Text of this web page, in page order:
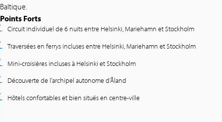
Baltique.
Points Forts
Circuit individuel de 6 nuits entre Helsinki, Mariehamn et Stockholm
Traversées en ferrys incluses entre Helsinki, Mariehamn et Stockholm
Mini-croisières incluses à Helsinki et Stockholm
Découverte de l’archipel autonome d’Åland
Hôtels confortables et bien situés en centre-ville